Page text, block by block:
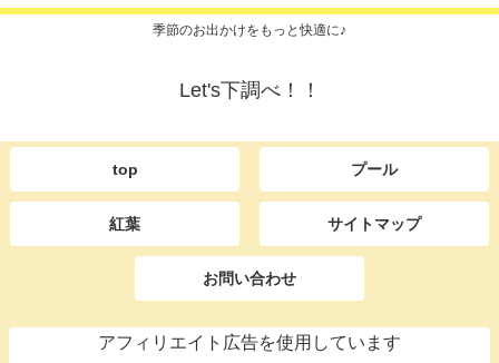
季節のお出かけをもっと快適に♪
Let's下調べ！！
top プール
紅葉 サイトマップ
お問い合わせ
アフィリエイト広告を使用しています